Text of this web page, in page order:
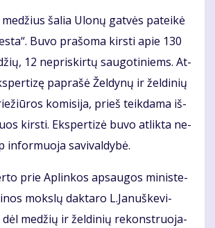
ša­lia Ulo­nų gat­vės pa­tei­kė
Bu­vo pra­šo­ma kirs­ti apie 130
12 ne­pri­skir­tų sau­go­ti­niems. At­
pa­pra­šė Žel­dy­nų ir žel­di­nių
ko­mi­si­ja, prieš teik­da­ma iš­
kirs­ti. Eks­per­ti­zė bu­vo at­lik­ta ne­
in­for­muo­ja sa­vi­val­dy­bė.
prie Ap­lin­kos ap­sau­gos mi­nis­te­
moks­lų dak­ta­ro L.Ja­nuš­ke­vi­
dėl me­džių ir žel­di­nių re­konst­ruo­ja­